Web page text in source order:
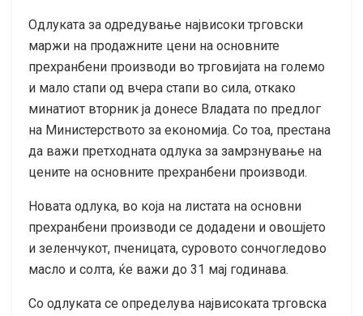
Одлуката за одредување највисоки трговски
маржи на продажните цени на основните
прехранбени производи во трговијата на големо
и мало стапи од вчера стапи во сила, откако
минатиот вторник ја донесе Владата по предлог
на Министерството за економија. Со тоа, престана
да важи претходната одлука за замрзнување на
цените на основните прехранбени производи.
Новата одлука, во која на листата на основни
прехранбени производи се додадени и овошјето
и зеленчукот, пченицата, суровото сончогледово
масло и солта, ќе важи до 31 мај годинава.
Со одлуката се определува највисоката трговска